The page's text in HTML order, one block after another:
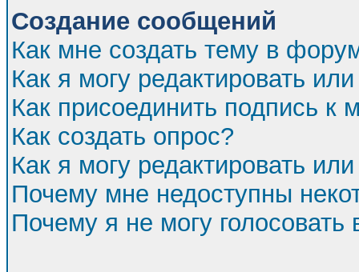
Создание сообщений
Как мне создать тему в
Как я могу редактировать
Как присоединить подпись
Как создать опрос?
Как я могу редактировать
Почему мне недоступны
Почему я не могу голосовать